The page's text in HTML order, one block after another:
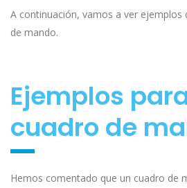
A continuación, vamos a ver ejemplos
de mando.
Ejemplos
cuadro de
Hemos comentado que un cuadro de